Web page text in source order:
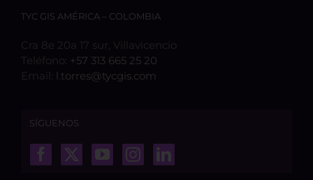
TYC GIS AMÉRICA – COLOMBIA
Cra 8e 20a 17 sur, Villavicencio
Teléfono: +57 313 665 25 20
Email: l.torres@tycgis.com
SÍGUENOS